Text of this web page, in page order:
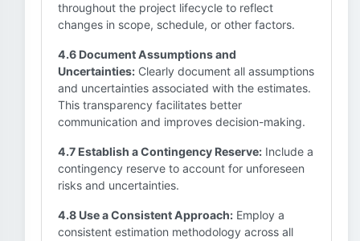
throughout the project lifecycle to reflect
changes in scope, schedule, or other factors.
4.6 Document Assumptions and
Uncertainties: Clearly document all assumptions
and uncertainties associated with the estimates.
This transparency facilitates better
communication and improves decision-making.
4.7 Establish a Contingency Reserve: Include a
contingency reserve to account for unforeseen
risks and uncertainties.
4.8 Use a Consistent Approach: Employ a
consistent estimation methodology across all